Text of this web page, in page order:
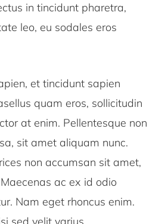
in tincidunt pharetra,
leo, eu sodales eros
et tincidunt sapien
quam eros, sollicitudin
at enim. Pellentesque non
sit amet aliquam nunc.
non accumsan sit amet,
ac ex id odio
Nam eget rhoncus enim.